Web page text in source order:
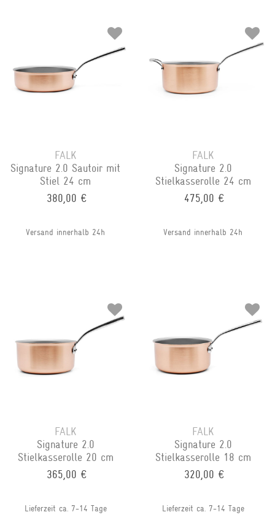
FALK
Signature 2.0 Sautoir mit
Stiel 24 cm
380,00 €
Versand innerhalb 24h
FALK
Signature 2.0
Stielkasserolle 24 cm
475,00 €
Versand innerhalb 24h
FALK
Signature 2.0
Stielkasserolle 20 cm
365,00 €
Lieferzeit ca. 7-14 Tage
FALK
Signature 2.0
Stielkasserolle 18 cm
320,00 €
Lieferzeit ca. 7-14 Tage